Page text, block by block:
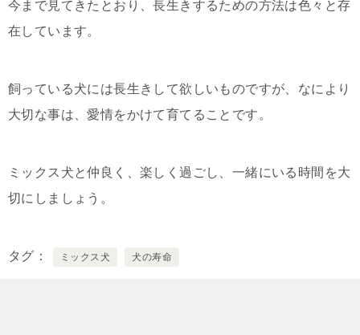
今まで見てきたとおり、長生きするための方法は色々と存
在しています。
飼っている犬には長生きして欲しいものですが、なにより
大切な事は、愛情をかけて育てることです。
ミックス犬と仲良く、楽しく過ごし、一緒にいる時間を大
切にしましょう。
タグ ミックス犬 犬の寿命